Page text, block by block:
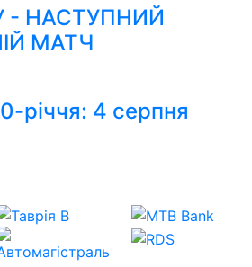
- НАСТУПНИЙ
МАТЧ
річчя: 4 серпня